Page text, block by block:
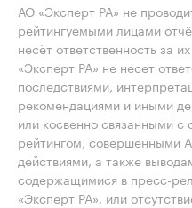
АО «Эксперт РА» не
рейтингуемыми лицами
несёт ответственность за
«Эксперт РА» не несет
последствиями,
рекомендациями и иными
или косвенно связанными
рейтингом, совершенными
действиями, а также
содержащимися в пресс-
«Эксперт РА», или